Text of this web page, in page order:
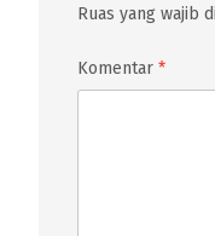
Ruas yang wajib
Komentar *